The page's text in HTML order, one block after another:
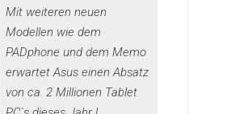
Mit weiteren neuen
Modellen wie dem
PADphone und dem Memo
erwartet Asus einen Absatz
von ca. 2 Millionen Tablet